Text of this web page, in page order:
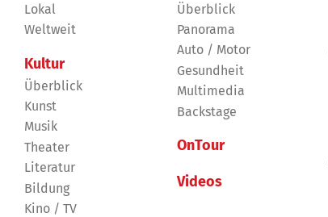
Lokal
Weltweit
Kultur
Überblick
Kunst
Musik
Theater
Literatur
Bildung
Kino / TV
Überblick
Panorama
Auto / Motor
Gesundheit
Multimedia
Backstage
OnTour
Videos